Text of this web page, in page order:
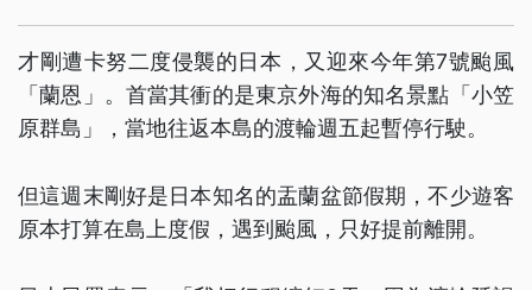
才剛遭卡努二度侵襲的日本，又迎來今年第7號颱風
「蘭恩」。首當其衝的是東京外海的知名景點「小笠
原群島」，當地往返本島的渡輪週五起暫停行駛。
但這週末剛好是日本知名的盂蘭盆節假期，不少遊客
原本打算在島上度假，遇到颱風，只好提前離開。